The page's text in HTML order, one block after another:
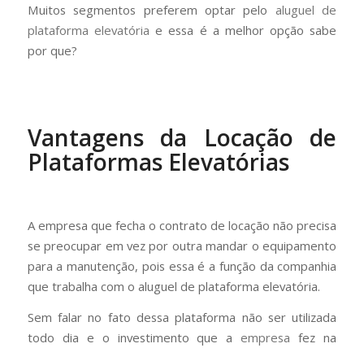
Muitos segmentos preferem optar pelo aluguel de
plataforma elevatória e essa é a melhor opção sabe
por que?
Vantagens da Locação de
Plataformas Elevatórias
A empresa que fecha o contrato de locação não precisa
se preocupar em vez por outra mandar o equipamento
para a manutenção, pois essa é a função da companhia
que trabalha com o aluguel de plataforma elevatória.
Sem falar no fato dessa plataforma não ser utilizada
todo dia e o investimento que aempresa fez na